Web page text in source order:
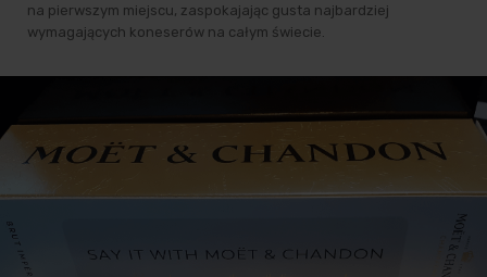
na pierwszym miejscu, zaspokajając gusta najbardziej
wymagających koneserów na całym świecie.